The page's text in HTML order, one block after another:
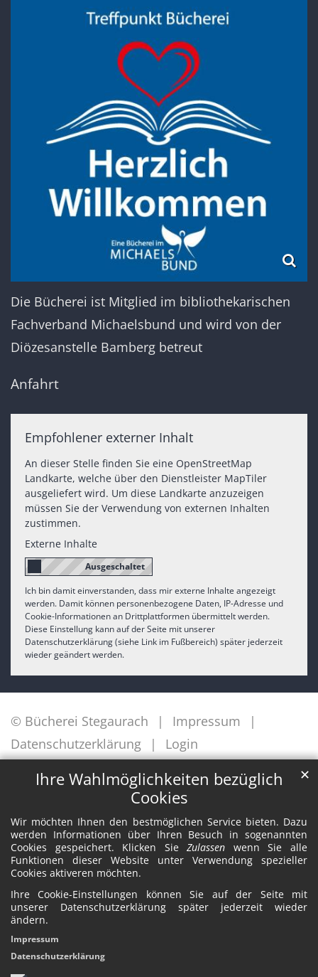
Ihre Wahlmöglichkeiten bezüglich
Cookies
Wir möchten Ihnen den bestmöglichen Service bieten. Dazu
werden Informationen über Ihren Besuch in sogenannten
Cookies gespeichert. Klicken SieZulassen wenn Sie alle
Funktionen dieser Website unter Verwendung spezieller
Cookies aktiveren möchten.
Ihre Cookie-Einstellungen können Sie auf der Seite mit
unserer Datenschutzerklärung später jederzeit wieder
ändern.
✕
Impressum
Datenschutzerklärung
Die Bücherei ist Mitglied im bibliothekarischen
Fachverband Michaelsbund und wird von der
Diözesanstelle Bamberg betreut
Anfahrt
Empfohlener externer Inhalt
An dieser Stelle finden Sie eine OpenStreetMap
Landkarte, welche über den Dienstleister MapTiler
ausgeliefert wird. Um diese Landkarte anzuzeigen
müssen Sie der Verwendung von externen Inhalten
zustimmen.
Externe Inhalte
Ich bin damit einverstanden, dass mir externe Inhalte angezeigt
werden. Damit können personenbezogene Daten, IP-Adresse und
Cookie-Informationen an Drittplattformen übermittelt werden.
Diese Einstellung kann auf der Seite mit unserer
Datenschutzerklärung (siehe Link im Fußbereich) später jederzeit
wieder geändert werden.
© Bücherei Stegaurach
Impressum
Datenschutzerklärung
Login